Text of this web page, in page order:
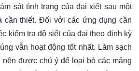
sát tình trạng của đai xiết sau một
cần thiết. Đối với các ứng dụng cần
kiểm tra độ siết của đai theo định kỳ
vẫn hoạt động tốt nhất. Làm sạch
nên được chú ý để loại bỏ các mảng